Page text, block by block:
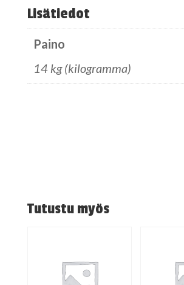
Lisätiedot
Paino
14 kg (kilogramma)
Tutustu myös